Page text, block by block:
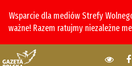
Wsparcie dla mediów Strefy
ważne! Razem ratujmy niezależne